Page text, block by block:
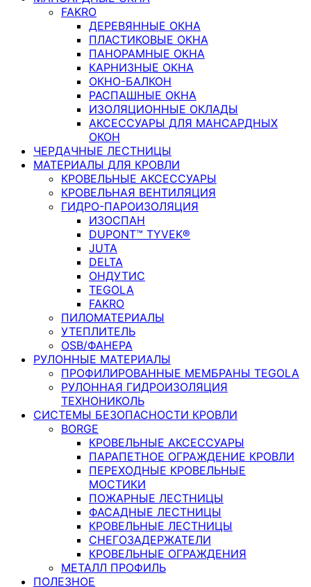
FAKRO
ДЕРЕВЯННЫЕ ОКНА
ПЛАСТИКОВЫЕ ОКНА
ПАНОРАМНЫЕ ОКНА
КАРНИЗНЫЕ ОКНА
ОКНО-БАЛКОН
РАСПАШНЫЕ ОКНА
ИЗОЛЯЦИОННЫЕ ОКЛАДЫ
АКСЕССУАРЫ ДЛЯ МАНСАРДНЫХ
ОКОН
ЧЕРДАЧНЫЕ ЛЕСТНИЦЫ
МАТЕРИАЛЫ ДЛЯ КРОВЛИ
КРОВЕЛЬНЫЕ АКСЕССУАРЫ
КРОВЕЛЬНАЯ ВЕНТИЛЯЦИЯ
ГИДРО-ПАРОИЗОЛЯЦИЯ
ИЗОСПАН
DUPONT™ TYVEK®
JUTA
DELTA
ОНДУТИС
TEGOLA
FAKRO
ПИЛОМАТЕРИАЛЫ
УТЕПЛИТЕЛЬ
OSB/ФАНЕРА
РУЛОННЫЕ МАТЕРИАЛЫ
ПРОФИЛИРОВАННЫЕ МЕМБРАНЫ TEGOLA
РУЛОННАЯ ГИДРОИЗОЛЯЦИЯ
ТЕХНОНИКОЛЬ
СИСТЕМЫ БЕЗОПАСНОСТИ КРОВЛИ
BORGE
КРОВЕЛЬНЫЕ АКСЕССУАРЫ
ПАРАПЕТНОЕ ОГРАЖДЕНИЕ КРОВЛИ
ПЕРЕХОДНЫЕ КРОВЕЛЬНЫЕ
МОСТИКИ
ПОЖАРНЫЕ ЛЕСТНИЦЫ
ФАСАДНЫЕ ЛЕСТНИЦЫ
КРОВЕЛЬНЫЕ ЛЕСТНИЦЫ
СНЕГОЗАДЕРЖАТЕЛИ
КРОВЕЛЬНЫЕ ОГРАЖДЕНИЯ
МЕТАЛЛ ПРОФИЛЬ
ПОЛЕЗНОЕ